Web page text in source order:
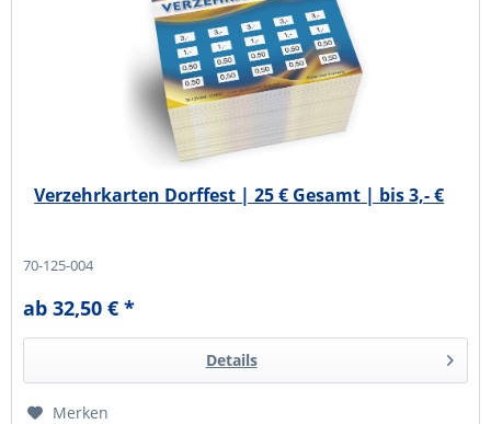
Verzehrkarten Dorffest | 25 € Gesamt | bis 3,- €
70-125-004
ab 32,50 € *
Details
Merken